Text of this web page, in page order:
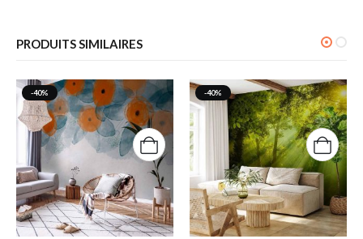
PRODUITS SIMILAIRES
-40% -40%